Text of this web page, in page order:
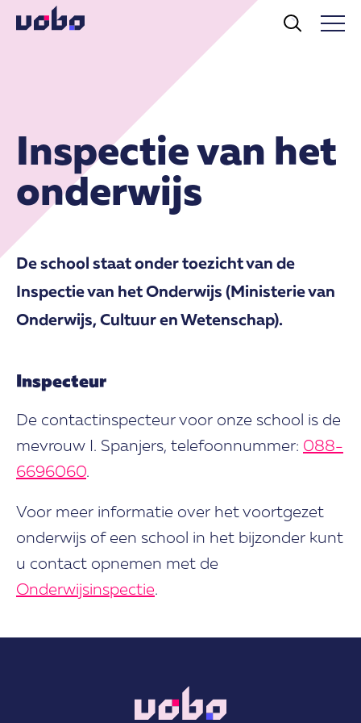
Inspectie van het
onderwijs
De school staat onder toezicht van de
Inspectie van het Onderwijs (Ministerie van
Onderwijs, Cultuur en Wetenschap).
Inspecteur
De contactinspecteur voor onze school is de
mevrouw I. Spanjers, telefoonnummer: 088-
6696060.
Voor meer informatie over het voortgezet
onderwijs of een school in het bijzonder kunt
u contact opnemen met de
Onderwijsinspectie